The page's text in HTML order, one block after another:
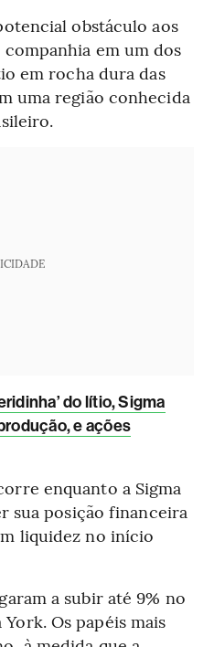
obstáculo aos
em um dos
em rocha dura das
uma região conhecida
do lítio, Sigma
e ações
enquanto a Sigma
sua posição financeira
liquidez no início
a subir até 9% no
Os papéis mais